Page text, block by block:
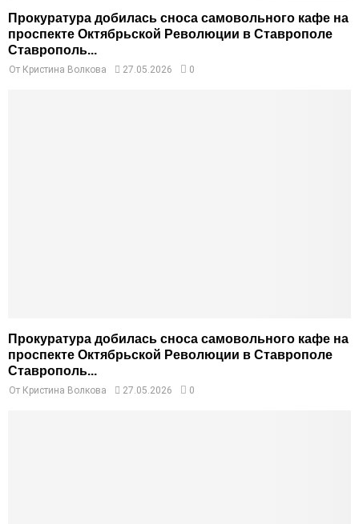
Прокуратура добилась сноса самовольного кафе на
проспекте Октябрьской Революции в Ставрополе
Ставрополь...
От Кристина Волкова 27.05.2026 0
Прокуратура добилась сноса самовольного кафе на
проспекте Октябрьской Революции в Ставрополе
Ставрополь...
От Кристина Волкова 27.05.2026 0